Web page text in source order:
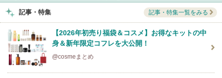
記事・特集 記事・特集一覧をみる
【2026年初売り福袋＆コスメ】お得なキットの中
身＆新年限定コフレを大公開！
@cosmeまとめ